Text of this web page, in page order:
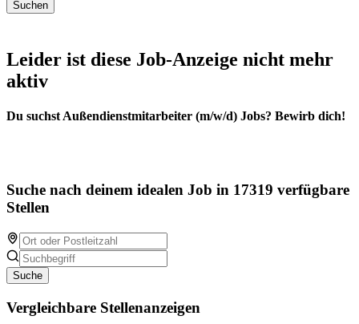
Leider ist diese Job-Anzeige nicht mehr
aktiv
Du suchst Außendienstmitarbeiter (m/w/d) Jobs? Bewirb dich!
Suche nach deinem idealen Job in 17319 verfügbare
Stellen
Suche
Vergleichbare Stellenanzeigen